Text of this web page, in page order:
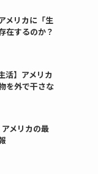
メリカに「生
在するのか？
活】アメリカ
を外で干さな
メリカの最